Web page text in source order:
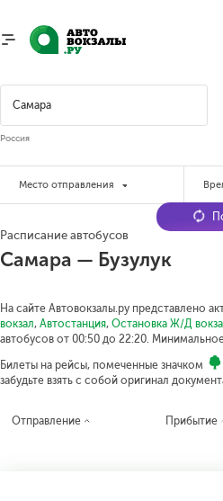
Россия
Место отправления
Расписание автобусов
Самара — Бузулук
На сайте Автовокзалы.ру представлено
вокзал, Автостанция, Остановка Ж/Д
автобусов от 00:50 до 22:20. Минимальное
Билеты на рейсы, помеченные значком
забудьте взять с собой оригинал
Отправление Прибытие